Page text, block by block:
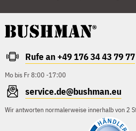
Rufe an +49 176 34 43 79 77
Mo bis Fr 8:00 -17:00
service.de@bushman.eu
Wir antworten normalerweise innerhalb von 2